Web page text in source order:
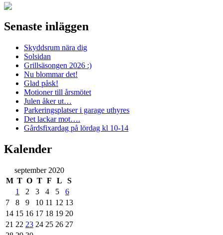
Senaste inläggen
Skyddsrum nära dig
Solsidan
Grillsäsongen 2026 :)
Nu blommar det!
Glad påsk!
Motioner till årsmötet
Julen åker ut…
Parkeringsplatser i garage uthyres
Det lackar mot….
Gårdsfixardag på lördag kl 10-14
Kalender
september 2020
M T O T F L
S
1
2 3 4 5
6
7
8 9 10 11 12 13
14 15 16 17 18 19 20
21 22 23 24 25 26 27